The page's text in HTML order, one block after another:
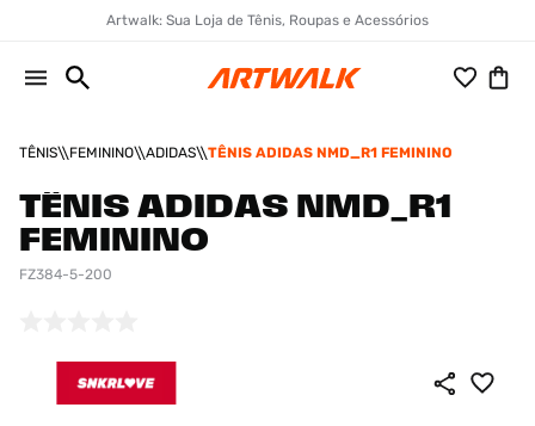
Artwalk: Sua Loja de Tênis, Roupas e Acessórios
TÊNIS FEMININO ADIDAS TÊNIS ADIDAS NMD_R1 FEMININO
TÊNIS ADIDAS NMD_R1
FEMININO
FZ384-5-200